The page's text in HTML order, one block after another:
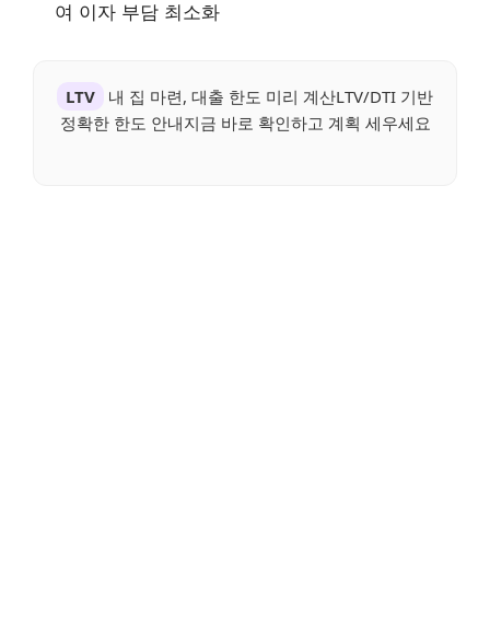
여 이자 부담 최소화
LTV
내 집 마련, 대출 한도 미리 계산LTV/DTI 기반
정확한 한도 안내지금 바로 확인하고 계획 세우세요